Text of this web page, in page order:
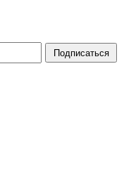
Подписаться